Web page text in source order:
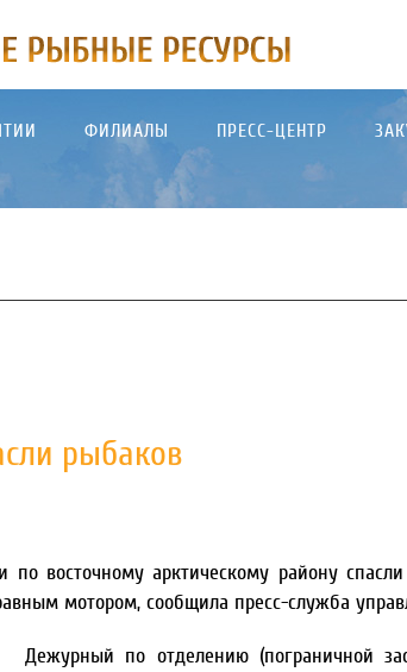
ФИЛИАЛЫ ПРЕСС-ЦЕНТР
рыбаков
восточному арктическому району
мотором, сообщила пресс-служба
Дежурный по отделению (пограничной